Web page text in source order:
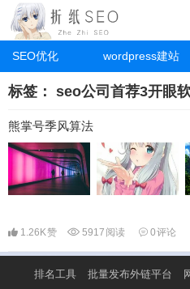
SEO优化 wordpress建站
标签： seo公司首荐3开眼
熊掌号季风算法
1.26K赞 5917 阅读 0评论
排名工具 批量发布外链平台